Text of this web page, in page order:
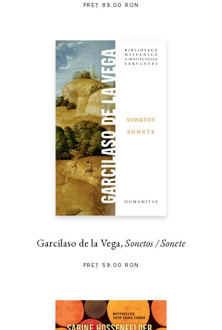
PREȚ 89.00 RON
Garcilaso de la Vega,Sonetos / Sonete
PREȚ 59.00 RON